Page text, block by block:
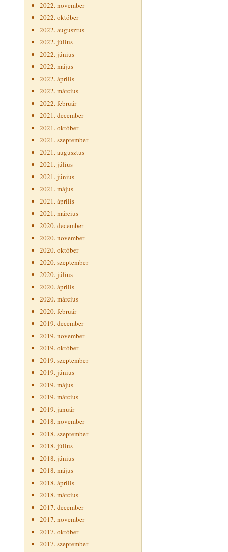
2022. november
2022. október
2022. augusztus
2022. július
2022. június
2022. május
2022. április
2022. március
2022. február
2021. december
2021. október
2021. szeptember
2021. augusztus
2021. július
2021. június
2021. május
2021. április
2021. március
2020. december
2020. november
2020. október
2020. szeptember
2020. július
2020. április
2020. március
2020. február
2019. december
2019. november
2019. október
2019. szeptember
2019. június
2019. május
2019. március
2019. január
2018. november
2018. szeptember
2018. július
2018. június
2018. május
2018. április
2018. március
2017. december
2017. november
2017. október
2017. szeptember